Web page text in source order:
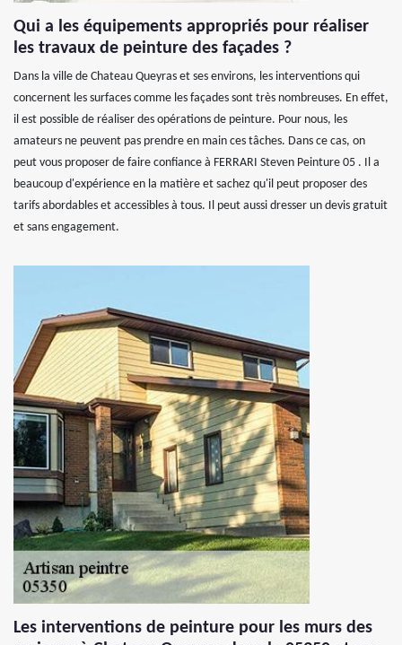
Qui a les équipements appropriés pour réaliser
les travaux de peinture des façades ?
Dans la ville de Chateau Queyras et ses environs, les interventions qui
concernent les surfaces comme les façades sont très nombreuses. En effet,
il est possible de réaliser des opérations de peinture. Pour nous, les
amateurs ne peuvent pas prendre en main ces tâches. Dans ce cas, on
peut vous proposer de faire confiance à FERRARI Steven Peinture 05 . Il a
beaucoup d'expérience en la matière et sachez qu'il peut proposer des
tarifs abordables et accessibles à tous. Il peut aussi dresser un devis gratuit
et sans engagement.
Les interventions de peinture pour les murs des